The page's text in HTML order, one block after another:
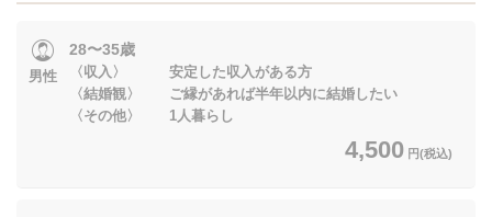
男性
28〜35歳
〈収入〉 安定した収入がある方
〈結婚観〉 ご縁があれば半年以内に結婚したい
〈その他〉 1人暮らし
4,500 円(税込)